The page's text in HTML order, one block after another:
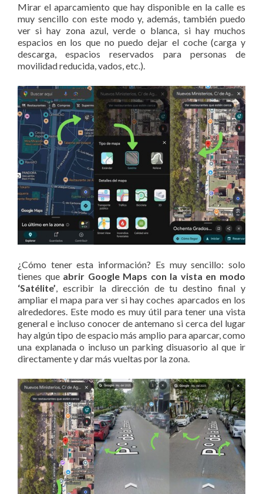
Mirar el aparcamiento que hay disponible en la calle es
muy sencillo con este modo y, además, también puedo
ver si hay zona azul, verde o blanca, si hay muchos
espacios en los que no puedo dejar el coche (carga y
descarga, espacios reservados para personas de
movilidad reducida, vados, etc.).
¿Cómo tener esta información? Es muy sencillo: solo
tienes que abrir Google Maps con la vista en modo
‘Satélite’, escribir la dirección de tu destino final y
ampliar el mapa para ver si hay coches aparcados en los
alrededores. Este modo es muy útil para tener una vista
general e incluso conocer de antemano si cerca del lugar
hay algún tipo de espacio más amplio para aparcar, como
una explanada o incluso un parking disuasorio al que ir
directamente y dar más vueltas por la zona.